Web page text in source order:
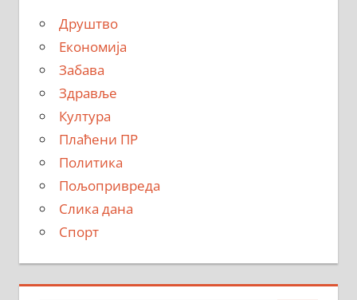
Друштво
Економија
Забава
Здравље
Култура
Плаћени ПР
Политика
Пољопривреда
Слика дана
Спорт